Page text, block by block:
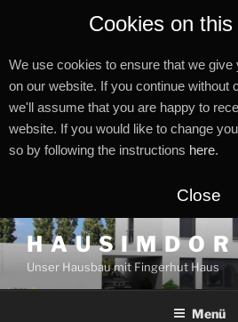
Cookies on
We use cookies to ensure that we
on our website. If you continue without
we'll assume that you are happy to
website. If you would like to change
so by following the instructions here.
Close
Zum
Inhalt
springen
H A U S I M D O R
Unser Hausbau mit Fingerhut Haus
Menü